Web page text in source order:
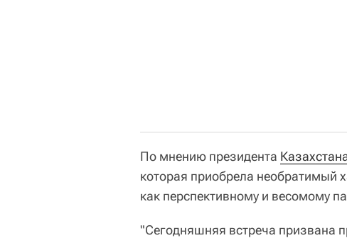
По мнению президента
которая приобрела необратимый
как перспективному и весомому
"Сегодняшняя встреча призвана